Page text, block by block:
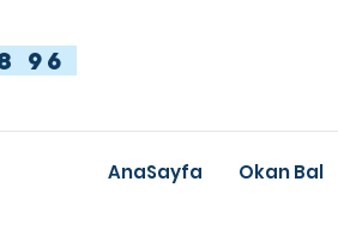
96
AnaSayfa Okan Bal